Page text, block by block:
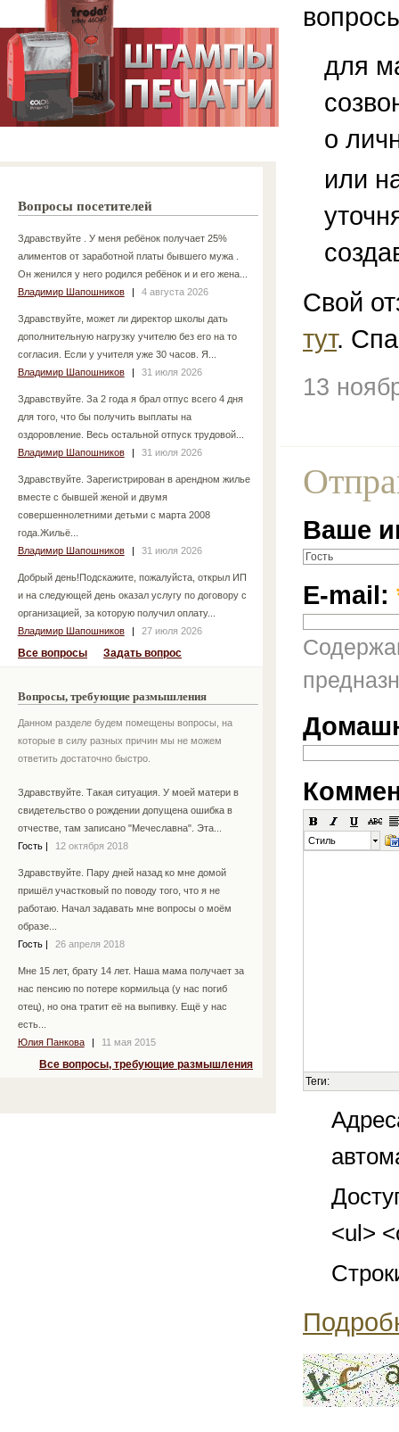
Вопросы посетителей
Здравствуйте . У меня ребёнок получает 25%
алиментов от заработной платы бывшего мужа .
Он женился у него родился ребёнок и и его жена...
Владимир Шапошников
| 4 августа 2026
Здравствуйте, может ли директор школы дать
дополнительную нагрузку учителю без его на то
согласия. Если у учителя уже 30 часов. Я...
Владимир Шапошников
| 31 июля 2026
Здравствуйте. За 2 года я брал отпус всего 4 дня
для того, что бы получить выплаты на
оздоровление. Весь остальной отпуск трудовой...
Владимир Шапошников
| 31 июля 2026
Здравствуйте. Зарегистрирован в арендном жилье
вместе с бывшей женой и двумя
совершеннолетними детьми с марта 2008
года.Жильё...
Владимир Шапошников
| 31 июля 2026
Добрый день!Подскажите, пожалуйста, открыл ИП
и на следующей день оказал услугу по договору с
организацией, за которую получил оплату...
Владимир Шапошников
| 27 июля 2026
Все вопросы Задать вопрос
Вопросы, требующие размышления
Данном разделе будем помещены вопросы, на
которые в силу разных причин мы не можем
ответить достаточно быстро.
Здравствуйте. Такая ситуация. У моей матери в
свидетельство о рождении допущена ошибка в
отчестве, там записано "Мечеславна". Эта...
Гость | 12 октября 2018
Здравствуйте. Пару дней назад ко мне домой
пришёл участковый по поводу того, что я не
работаю. Начал задавать мне вопросы о моём
образе...
Гость | 26 апреля 2018
Мне 15 лет, брату 14 лет. Наша мама получает за
нас пенсию по потере кормильца (у нас погиб
отец), но она тратит её на выпивку. Ещё у нас
есть...
Юлия Панкова
| 11 мая 2015
Все вопросы, требующие размышления
для
о
или
Свой
тут.
13
Ваше
E-mail:
Стиль
Теги:
<ul>